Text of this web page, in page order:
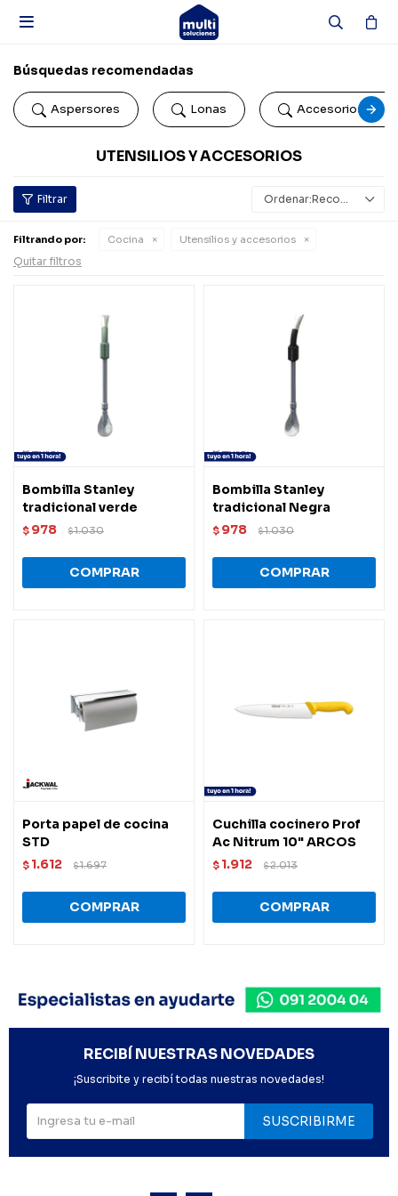

Búsquedas recomendadas
Aspersores Lonas Accesorios de
UTENSILIOS Y ACCESORIOS
Recomendados
Filtrando por: Cocina Utensilios y accesorios
Quitar filtros
Bombilla Stanley
tradicional verde
$ 978 $1.030
Bombilla Stanley
tradicional Negra
$ 978 $1.030
Porta papel de cocina
STD
$ 1.612 $1.697
Cuchilla cocinero Prof
Ac Nitrum 10" ARCOS
$ 1.912 $2.013
RECIBÍ NUESTRAS NOVEDADES
¡Suscribite y recibí todas nuestras novedades!
SUSCRIBIRME